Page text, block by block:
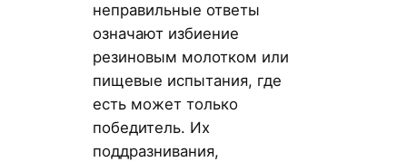
неправильные ответы
означают избиение
резиновым молотком или
пищевые испытания, где
есть может только
победитель. Их
поддразнивания,